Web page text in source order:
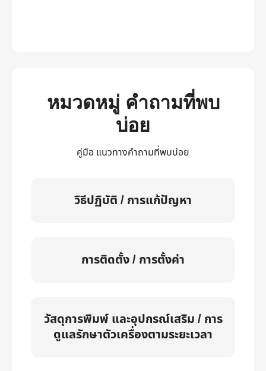
หมวดหมู่ คำถามที่พบ
บ่อย
คู่มือ แนวทางคำถามที่พบบ่อย
วิธีปฏิบัติ / การแก้ปัญหา
การติดตั้ง / การตั้งค่า
วัสดุการพิมพ์ และอุปกรณ์เสริม / การ
ดูแลรักษาตัวเครื่องตามระยะเวลา